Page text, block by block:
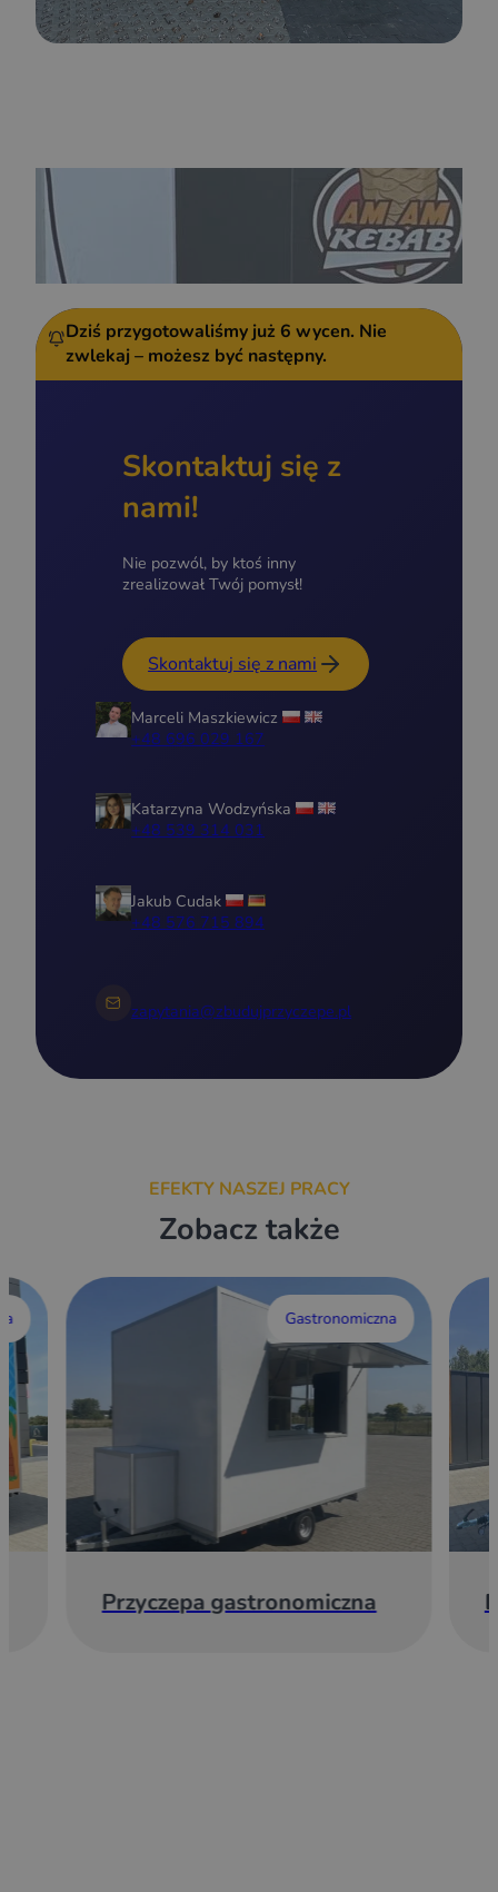
Dziś przygotowaliśmy już 6 wycen. Nie
zwlekaj – możesz być następny.
Skontaktuj się z
nami!
Nie pozwól, by ktoś inny
zrealizował Twój pomysł!
Skontaktuj się z nami
Marceli Maszkiewicz
+48 696 029 167
Katarzyna Wodzyńska
+48 539 314 031
Jakub Cudak
+48 576 715 894
zapytania@zbudujprzyczepe.pl
EFEKTY NASZEJ PRACY
Zobacz także
Gastronomiczna
Przyczepa gastronomiczna